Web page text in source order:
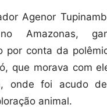
Agenor
Amazonas,
por conta da
que morava com
onde foi acudo
animal.